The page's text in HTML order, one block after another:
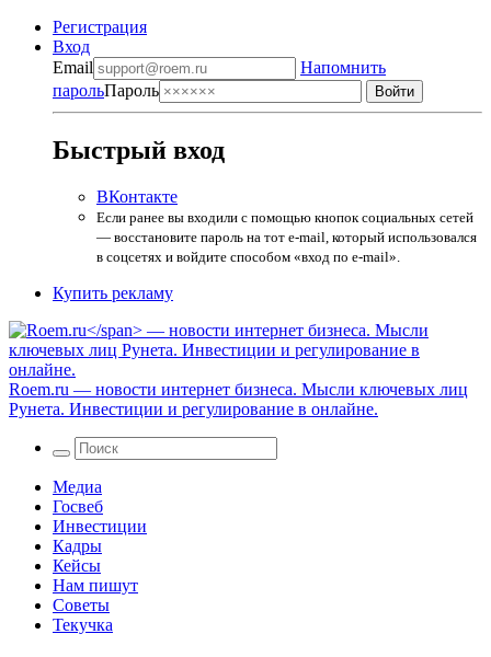
Регистрация
Вход
Email
Напомнить
парольПароль
Быстрый вход
ВКонтакте
Если ранее вы входили с помощью кнопок социальных сетей
— восстановите пароль на тот e-mail, который использовался
в соцсетях и войдите способом «вход по e-mail».
Купить рекламу
Roem.ru — новости интернет бизнеса. Мысли ключевых лиц
Рунета. Инвестиции и регулирование в онлайне.
Медиа
Госвеб
Инвестиции
Кадры
Кейсы
Нам пишут
Советы
Текучка